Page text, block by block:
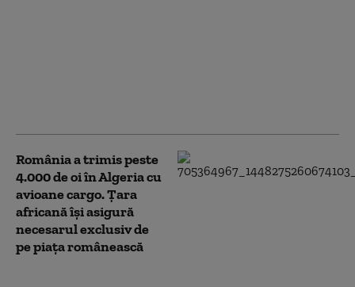
România a trimis peste
4.000 de oi în Algeria cu
avioane cargo. Țara
africană își asigură
necesarul exclusiv de
pe piața românească